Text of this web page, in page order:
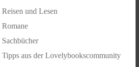
Reisen und Lesen
Romane
Sachbücher
Tipps aus der Lovelybookscommunity